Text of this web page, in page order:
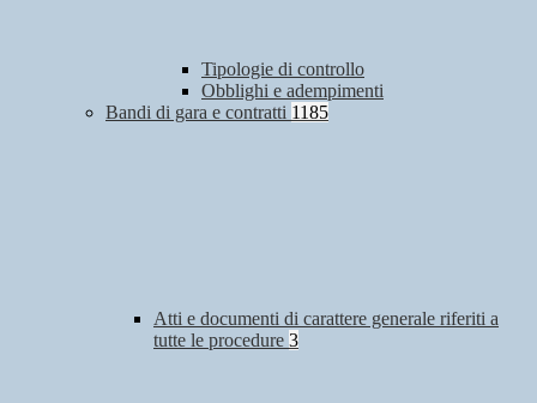
Tipologie di controllo
Obblighi e adempimenti
Bandi di gara e contratti 1185
Atti e documenti di carattere generale riferiti a
tutte le procedure 3